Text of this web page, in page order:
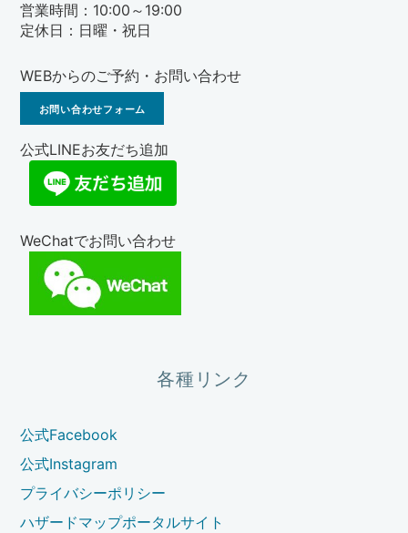
営業時間：10:00～19:00
定休日：日曜・祝日
WEBからのご予約・お問い合わせ
お問い合わせフォーム
公式LINEお友だち追加
WeChatでお問い合わせ
各種リンク
公式Facebook
公式Instagram
プライバシーポリシー
ハザードマップポータルサイト